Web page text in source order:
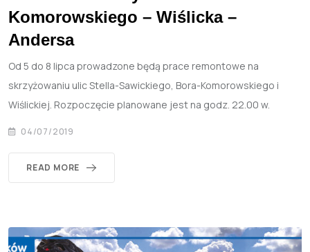
Komorowskiego – Wiślicka –
Andersa
Od 5 do 8 lipca prowadzone będą prace remontowe na
skrzyżowaniu ulic Stella-Sawickiego, Bora-Komorowskiego i
Wiślickiej. Rozpoczęcie planowane jest na godz. 22.00 w.
04/07/2019
READ MORE